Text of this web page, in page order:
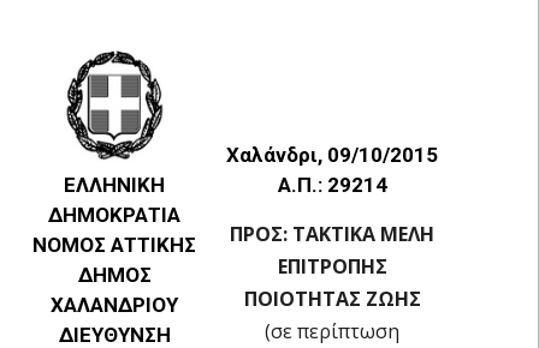
ΕΛΛΗΝΙΚΗ
ΔΗΜΟΚΡΑΤΙΑ
ΝΟΜΟΣ ΑΤΤΙΚΗΣ
ΔΗΜΟΣ
ΧΑΛΑΝΔΡΙΟΥ
ΔΙΕΥΘΥΝΣΗ
Χαλάνδρι, 09/10/2015
Α.Π.: 29214
ΠΡΟΣ: ΤΑΚΤΙΚΑ ΜΕΛΗ
ΕΠΙΤΡΟΠΗΣ
ΠΟΙΟΤΗΤΑΣ ΖΩΗΣ
(σε περίπτωση